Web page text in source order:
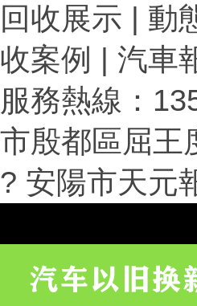
回收展示 | 動
收案例 | 汽車
服務熱線：
市殷都區屈王
? 安陽市天